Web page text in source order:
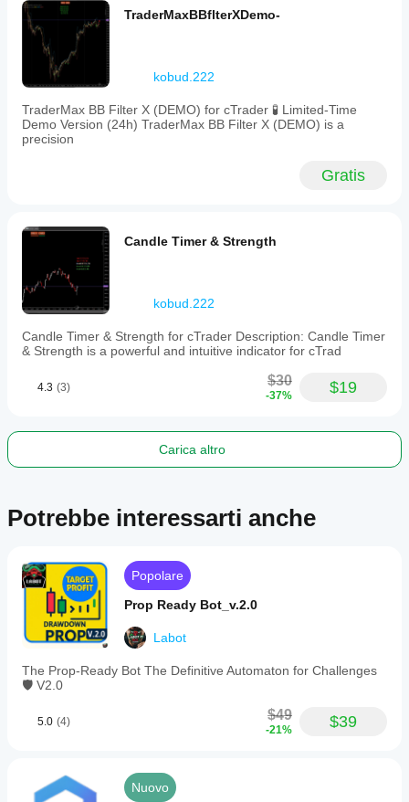
stop
value,
panel
position
and
offset,
step
in
pixels,
opacity.
intended
traders
seeking
precise,
visual,
flexible
management
TraderMaxBBflterXDemo-
kobud.222
TraderMax BB Filter X (DEMO) for cTrader 🧪 Limited-Time
Demo Version (24h) TraderMax BB Filter X (DEMO) is a
precision
Gratis
Candle Timer & Strength
kobud.222
Candle Timer & Strength for cTrader Description: Candle Timer
& Strength is a powerful and intuitive indicator for cTrad
4.3 (3) $30
-37% $19
Carica altro
Potrebbe interessarti anche
Popolare
Prop Ready Bot_v.2.0
Labot
The Prop-Ready Bot The Definitive Automaton for Challenges
🛡️ V2.0
5.0 (4) $49
-21% $39
Nuovo